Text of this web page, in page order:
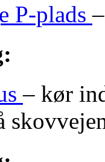
P-plads–
– kør